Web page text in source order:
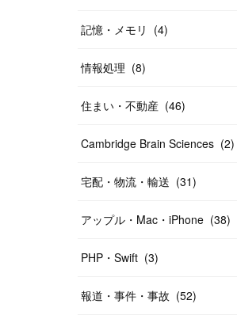
記憶・メモリ (4)
情報処理 (8)
住まい・不動産 (46)
Cambridge Brain Sciences (2)
宅配・物流・輸送 (31)
アップル・Mac・iPhone (38)
PHP・Swift (3)
報道・事件・事故 (52)